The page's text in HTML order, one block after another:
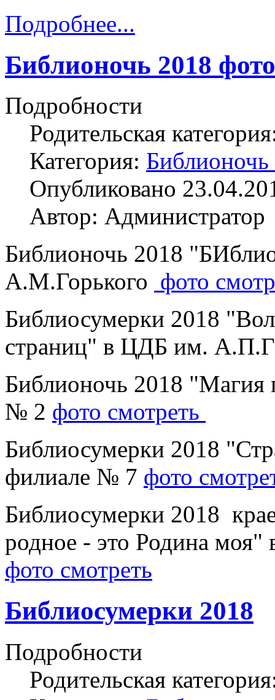
Подробнее...
Библионочь 2018
Подробности
Родительская
Категория:
Опубликовано
Автор: Администратор
Библионочь 2018
А.М.Горького фото
Библиосумерки 2018
страниц" в ЦДБ им.
Библионочь 2018 "Магия
№ 2 фото смотреть
Библиосумерки 2018
филиале № 7 фото
Библиосумерки 2018
родное - это Родина
фото смотреть
Библиосумерки 2018
Подробности
Родительская